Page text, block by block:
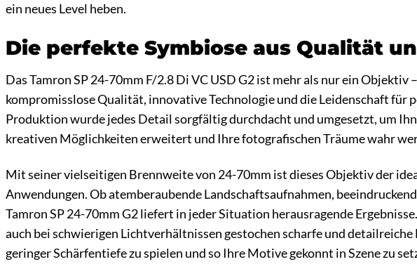
ein neues Level heben.
Die perfekte Symbiose aus Qualität
Das Tamron SP 24-70mm F/2.8 Di VC USD G2 ist mehr als nur ein
kompromisslose Qualität, innovative Technologie und die Leidenschaft für
Produktion wurde jedes Detail sorgfältig durchdacht und umgesetzt, um
kreativen Möglichkeiten erweitert und Ihre fotografischen Träume wahr
Mit seiner vielseitigen Brennweite von 24-70mm ist dieses Objektiv der
Anwendungen. Ob atemberaubende Landschaftsaufnahmen,
Tamron SP 24-70mm G2 liefert in jeder Situation herausragende
auch bei schwierigen Lichtverhältnissen gestochen scharfe und
geringer Schärfentiefe zu spielen und so Ihre Motive gekonnt in Szene zu